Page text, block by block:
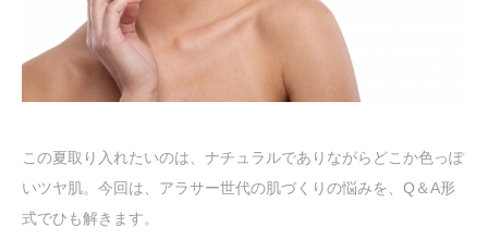
この夏取り入れたいのは、ナチュラルでありながらどこか色っぽ
いツヤ肌。今回は、アラサー世代の肌づくりの悩みを、Q＆A形
式でひも解きます。